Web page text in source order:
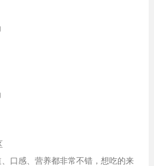
、口感、营养都非常不错，想吃的来